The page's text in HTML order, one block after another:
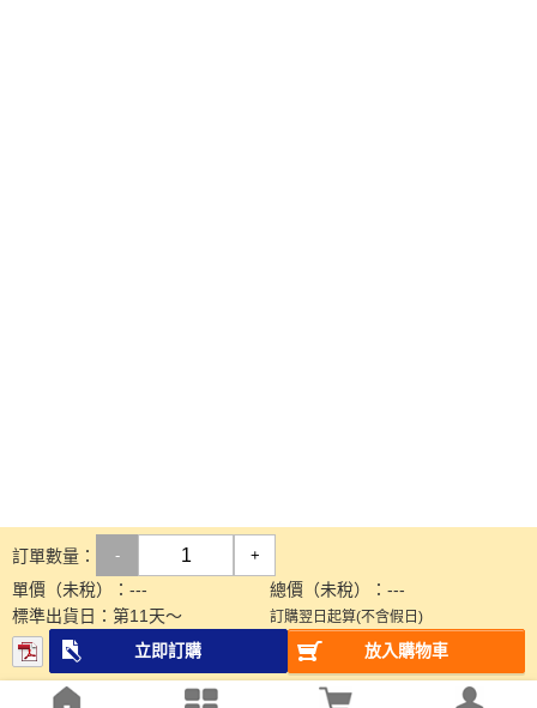
訂單數量： - +
單價（未稅）： --- 總價（未稅）： ---
標準出貨日： 第11 天～ 訂購翌日起算(不含假日)
立即訂購 放入購物車